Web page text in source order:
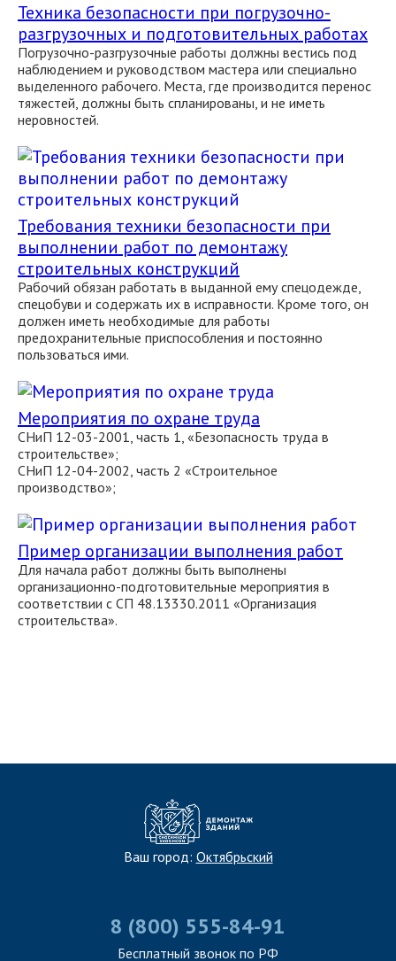
Техника безопасности при погрузочно-
разгрузочных и подготовительных работах
Погрузочно-разгрузочные работы должны вестись под
наблюдением и руководством мастера или специально
выделенного рабочего. Места, где производится перенос
тяжестей, должны быть спланированы, и не иметь
неровностей.
Требования техники безопасности при
выполнении работ по демонтажу
строительных конструкций
Рабочий обязан работать в выданной ему спецодежде,
спецобуви и содержать их в исправности. Кроме того, он
должен иметь необходимые для работы
предохранительные приспособления и постоянно
пользоваться ими.
Мероприятия по охране труда
СНиП 12-03-2001, часть 1, «Безопасность труда в
строительстве»;
СНиП 12-04-2002, часть 2 «Строительное
производство»;
Пример организации выполнения работ
Для начала работ должны быть выполнены
организационно-подготовительные мероприятия в
соответствии с СП 48.13330.2011 «Организация
строительства».
Ваш город: Октябрьский
8 (800) 555-84-91
Бесплатный звонок по РФ